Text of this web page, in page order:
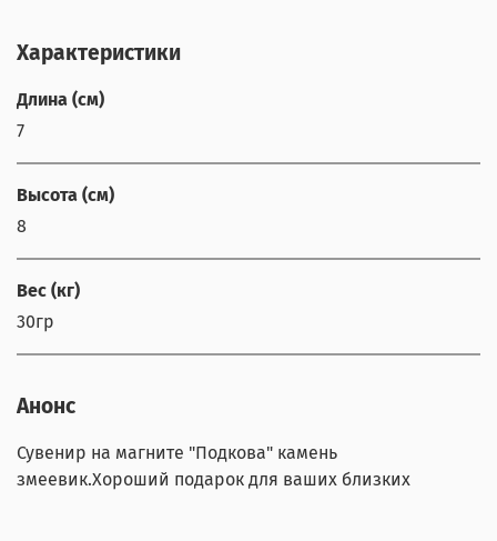
Характеристики
Длина (см)
7
Высота (см)
8
Вес (кг)
30гр
Анонс
Сувенир на магните "Подкова" камень
змеевик.Хороший подарок для ваших близких